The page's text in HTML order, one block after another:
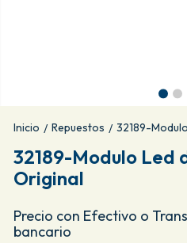
Inicio / Repuestos / 32189-
32189-Modulo Led
Original
Precio con Efectivo o
bancario